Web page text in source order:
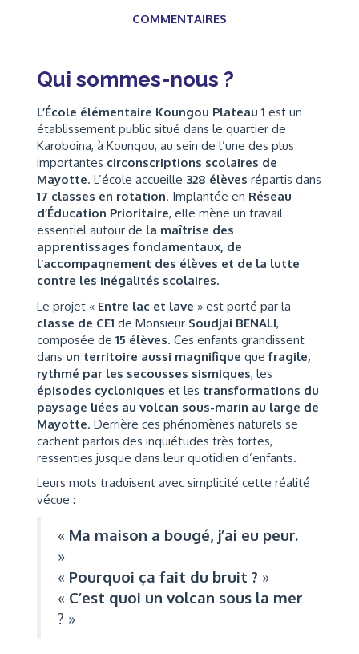
COMMENTAIRES
Qui sommes-nous ?
L’École élémentaire Koungou Plateau 1 est un
établissement public situé dans le quartier de
Karoboina, à Koungou, au sein de l’une des plus
importantes circonscriptions scolaires de
Mayotte. L’école accueille 328 élèves répartis dans
17 classes en rotation. Implantée en Réseau
d’Éducation Prioritaire, elle mène un travail
essentiel autour de la maîtrise des
apprentissages fondamentaux, de
l’accompagnement des élèves et de la lutte
contre les inégalités scolaires.
Le projet « Entre lac et lave » est porté par la
classe de CE1 de Monsieur Soudjai BENALI,
composée de 15 élèves. Ces enfants grandissent
dans un territoire aussi magnifique que fragile,
rythmé par les secousses sismiques, les
épisodes cycloniques et les transformations du
paysage liées au volcan sous-marin au large de
Mayotte. Derrière ces phénomènes naturels se
cachent parfois des inquiétudes très fortes,
ressenties jusque dans leur quotidien d’enfants.
Leurs mots traduisent avec simplicité cette réalité
vécue :
« Ma maison a bougé, j’ai eu peur.
»
« Pourquoi ça fait du bruit ? »
« C’est quoi un volcan sous la mer
? »